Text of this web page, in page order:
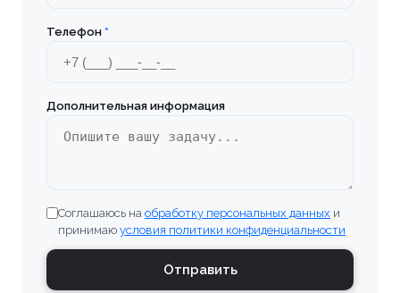
Телефон *
Дополнительная информация
Соглашаюсь на обработку персональных данных и
принимаю условия политики конфиденциальности
Отправить